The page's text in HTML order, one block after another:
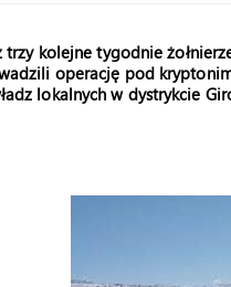
trzy kolejne tygodnie
operację pod
lokalnych w dystrykcie